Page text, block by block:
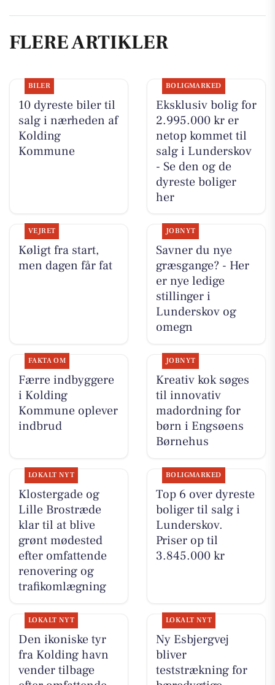
FLERE ARTIKLER
BILER
10 dyreste biler til
salg i nærheden af
Kolding
Kommune
BOLIGMARKED
Eksklusiv bolig for
2.995.000 kr er
netop kommet til
salg i Lunderskov
- Se den og de
dyreste boliger
her
VEJRET
Køligt fra start,
men dagen får fat
JOBNYT
Savner du nye
græsgange? - Her
er nye ledige
stillinger i
Lunderskov og
omegn
FAKTA OM
Færre indbyggere
i Kolding
Kommune oplever
indbrud
JOBNYT
Kreativ kok søges
til innovativ
madordning for
børn i Engsøens
Børnehus
LOKALT NYT
Klostergade og
Lille Brostræde
klar til at blive
grønt mødested
efter omfattende
renovering og
trafikomlægning
BOLIGMARKED
Top 6 over dyreste
boliger til salg i
Lunderskov.
Priser op til
3.845.000 kr
LOKALT NYT
Den ikoniske tyr
fra Kolding havn
vender tilbage
LOKALT NYT
Ny Esbjergvej
bliver
teststrækning for